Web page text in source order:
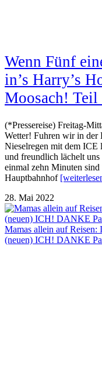
Wenn Fünf
in’s Harry’s
Moosach! Teil
(*Pressereise) Freitag-
Wetter! Fuhren wir in der
Nieselregen mit dem ICE
und freundlich lächelt
einmal zehn Minuten
Hauptbahnhof
28. Mai 2022
Mamas allein auf Reisen:
(neuen) ICH! DANKE